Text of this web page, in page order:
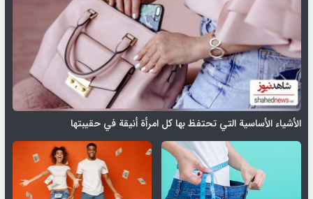
الأشياء الأساسية التي تحتفظ بها كل امرأة أنيقة في حقيبتها